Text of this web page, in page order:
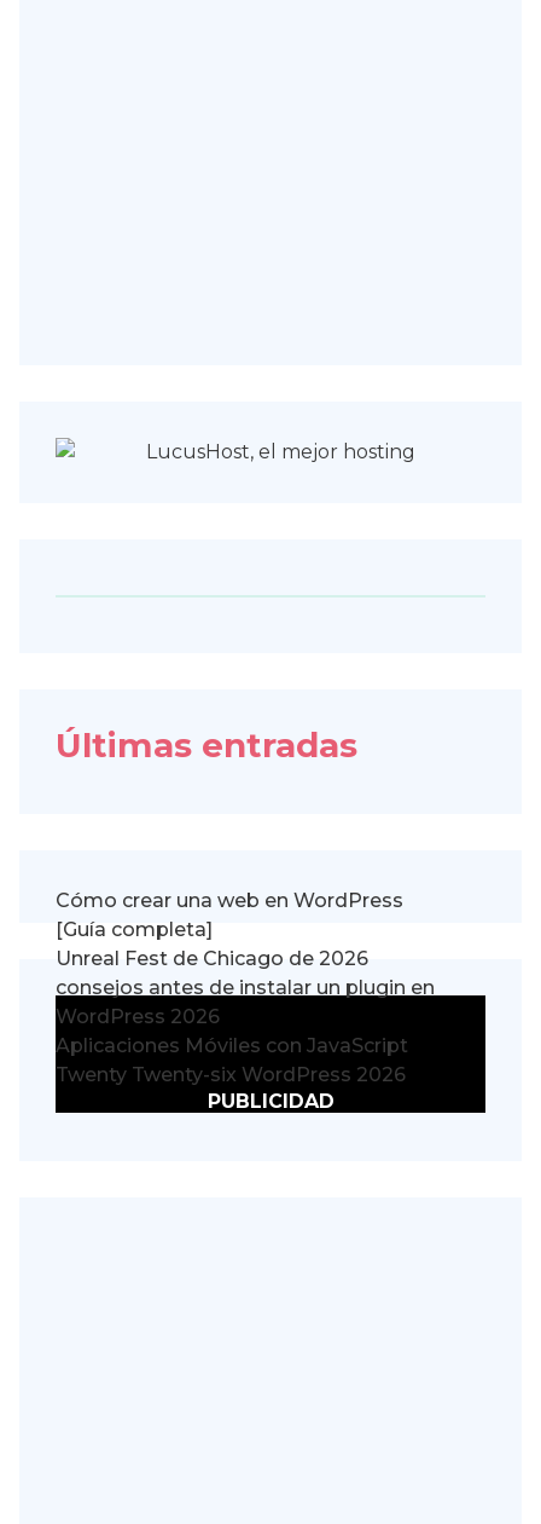
Últimas entradas
Cómo crear una web en WordPress
[Guía completa]
Unreal Fest de Chicago de 2026
consejos antes de instalar un plugin en
WordPress 2026
Aplicaciones Móviles con JavaScript
Twenty Twenty-six WordPress 2026
PUBLICIDAD